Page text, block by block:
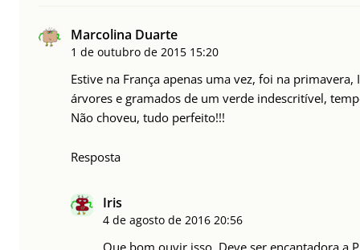
Marcolina Duarte
1 de outubro de 2015 15:20
Estive na França apenas uma vez, foi na
árvores e gramados de um verde indescritível,
Não choveu, tudo perfeito!!!
Resposta
Iris
4 de agosto de 2016 20:56